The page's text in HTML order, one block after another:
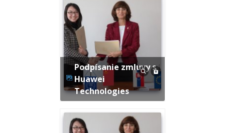
Podpísanie zmluvy s
Huawei
Technologies